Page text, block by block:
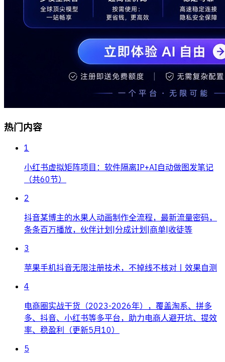
热门内容
1
小红书虚拟矩阵项目：软件隔离IP+AI自动做图发笔记
（共60节）
2
抖音某博主的水果人动画制作全流程，最新流量密码，
条条百万播放，伙伴计划|分成计划|商单|收徒等
3
苹果手机抖音无限注册技术，不掉线不核对丨效果自测
4
电商圈实战干货（2023-2026年），覆盖淘系、拼多
多、抖音、小红书等多平台，助力电商人避开坑、提效
率、稳盈利（更新5月10）
5